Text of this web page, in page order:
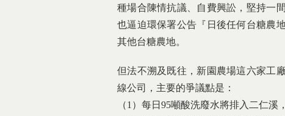
種場合陳情抗議、自費興訟，堅持一
也逼迫環保署公告『日後任何台糖農
其他台糖農地。
但法不溯及既往，新園農場這六家工
線公司，主要的爭議點是：
（1）每日95噸酸洗廢水將排入二仁溪